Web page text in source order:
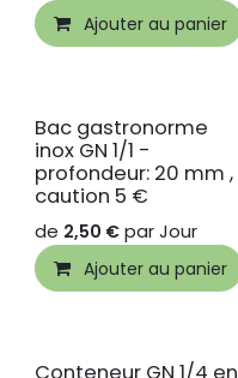
Ajouter au panier
Bac gastronorme
inox GN 1/1 -
profondeur: 20 mm ,
caution 5 €
de 2,50 € parJour
Ajouter au panier